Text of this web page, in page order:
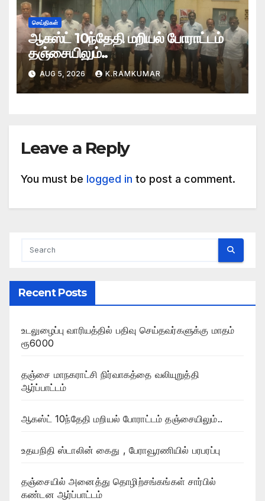
செய்திகள்
ஆகஸ்ட் 10ந்தேதி மறியல் போராட்டம்
தஞ்சையிலும்..
AUG 5, 2026 K.RAMKUMAR
Leave a Reply
You must be logged in to post a comment.
Recent Posts
உடலுழைப்பு வாரியத்தில் பதிவு செய்தவர்களுக்கு மாதம்
ரூ6000
தஞ்சை மாநகராட்சி நிர்வாகத்தை வலியுறுத்தி
ஆர்ப்பாட்டம்
ஆகஸ்ட் 10ந்தேதி மறியல் போராட்டம் தஞ்சையிலும்..
உதயநிதி ஸ்டாலின் கைது , பேராவூரணியில் பரபரப்பு
தஞ்சையில் அனைத்து தொழிற்சங்கங்கள் சார்பில்
கண்டன ஆர்ப்பாட்டம்